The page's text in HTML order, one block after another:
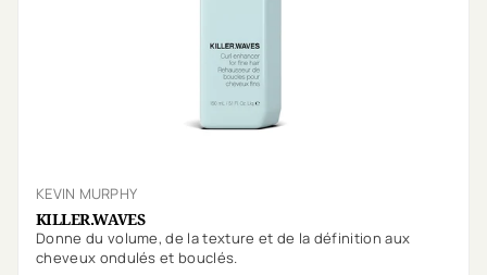
KEVIN MURPHY
KILLER.WAVES
Donne du volume, de la texture et de la définition aux
cheveux ondulés et bouclés.